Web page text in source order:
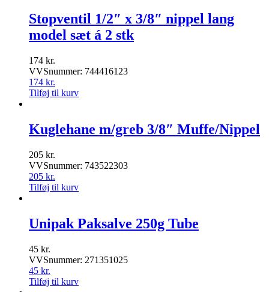
Stopventil 1/2″ x 3/8″ nippel lang
model sæt á 2 stk
174 kr.
VVSnummer: 744416123
174 kr.
Tilføj til kurv
Kuglehane m/greb 3/8″ Muffe/Nippel
205 kr.
VVSnummer: 743522303
205 kr.
Tilføj til kurv
Unipak Paksalve 250g Tube
45 kr.
VVSnummer: 271351025
45 kr.
Tilføj til kurv